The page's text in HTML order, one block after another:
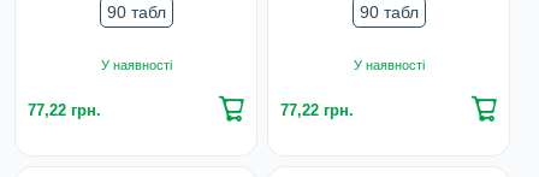
90 табл
У наявності
77,22 грн.
90 табл
У наявності
77,22 грн.